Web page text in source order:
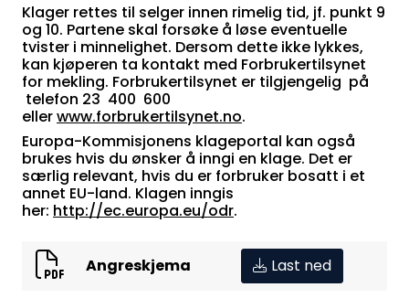
Klager rettes til selger innen rimelig tid, jf. punkt 9
og 10. Partene skal forsøke å løse eventuelle
tvister i minnelighet. Dersom dette ikke lykkes,
kan kjøperen ta kontakt med Forbrukertilsynet
for mekling. Forbrukertilsynet er tilgjengelig på
telefon 23 400 600
ellerwww.forbrukertilsynet.no.
Europa-Kommisjonens klageportal kan også
brukes hvis du ønsker å inngi en klage. Det er
særlig relevant, hvis du er forbruker bosatt i et
annet EU-land. Klagen inngis
her: http://ec.europa.eu/odr.
Angreskjema Last ned